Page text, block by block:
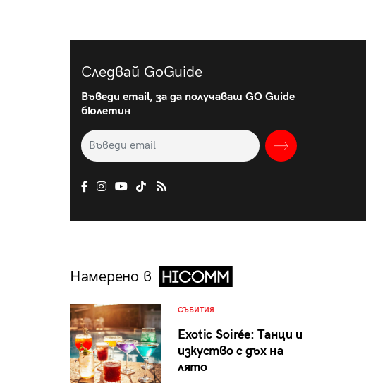
Следвай GoGuide
Въведи email, за да получаваш GO Guide
бюлетин
Намерено в
СЪБИТИЯ
Exotic Soirée: Танци и
изкуство с дъх на
лято